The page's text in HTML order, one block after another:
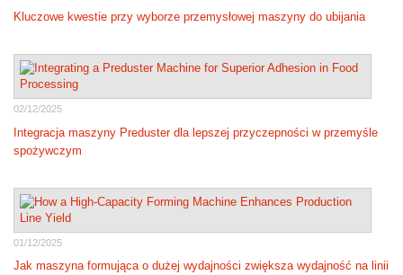
Kluczowe kwestie przy wyborze przemysłowej maszyny do ubijania
02/12/2025
Integracja maszyny Preduster dla lepszej przyczepności w przemyśle
spożywczym
01/12/2025
Jak maszyna formująca o dużej wydajności zwiększa wydajność na linii